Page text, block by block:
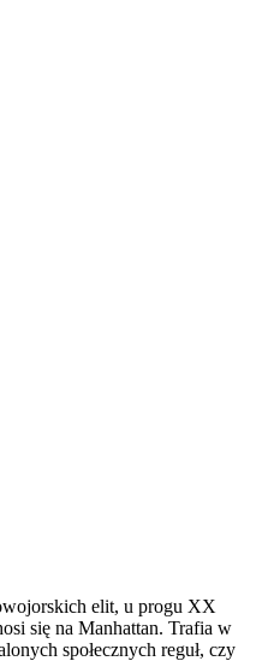
elit, u progu XX
się na Manhattan. Trafia w
społecznych reguł, czy